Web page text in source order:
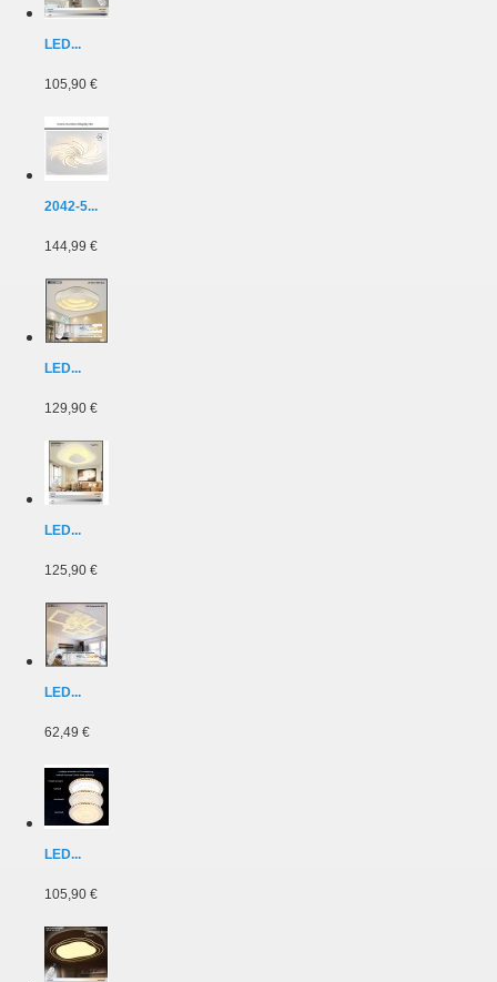
LED...
105,90 €
2042-5...
144,99 €
LED...
129,90 €
LED...
125,90 €
LED...
62,49 €
LED...
105,90 €